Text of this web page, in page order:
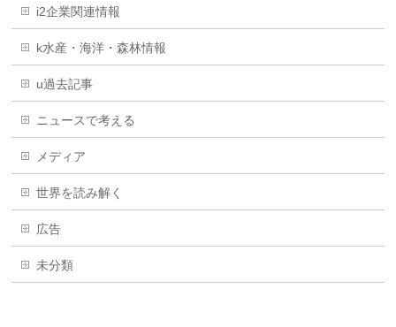
i2企業関連情報
k水産・海洋・森林情報
u過去記事
ニュースで考える
メディア
世界を読み解く
広告
未分類